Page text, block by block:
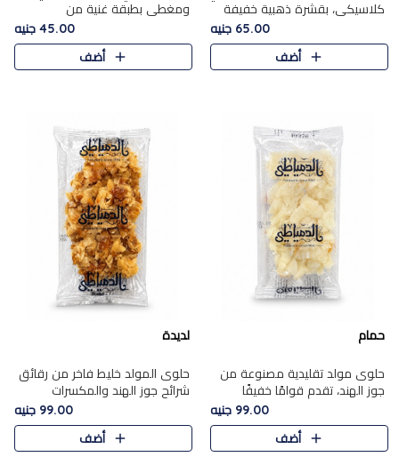
كلاسيكي، بقشرة ذهبية خفيفة
وقلب طري رطب يذوب في الفم،
تمنحك المذاق الشرقي الحلو الأصيل
التقليدي في كل لقمة.
65.00 جنيه
أضف
ومغطى بطبقة غنية من
الشوكولاتة، يجمع بين طعم
القرمشة الأصيلة الكلاسكيكية
التقليدية للفول السوداني وحلاوة
45.00 جنيه
أضف
حمام
حلوى مولد تقليدية مصنوعة من
جوز الهند، تقدم قوامًا خفيفًا
ونكهة شرقية أصيلة تجسد روح
الـموسم الأعياد.
99.00 جنيه
أضف
لديدة
حلوى المولد خليط فاخر من رقائق
شرائح جوز الهند والمكسرات
المحمصة، متماسك بشراب حلاوة
الكراميل الخفيفة ليمنحك قرمشة
غنية ومذاقًا شرقيًا أصيلً..
99.00 جنيه
أضف